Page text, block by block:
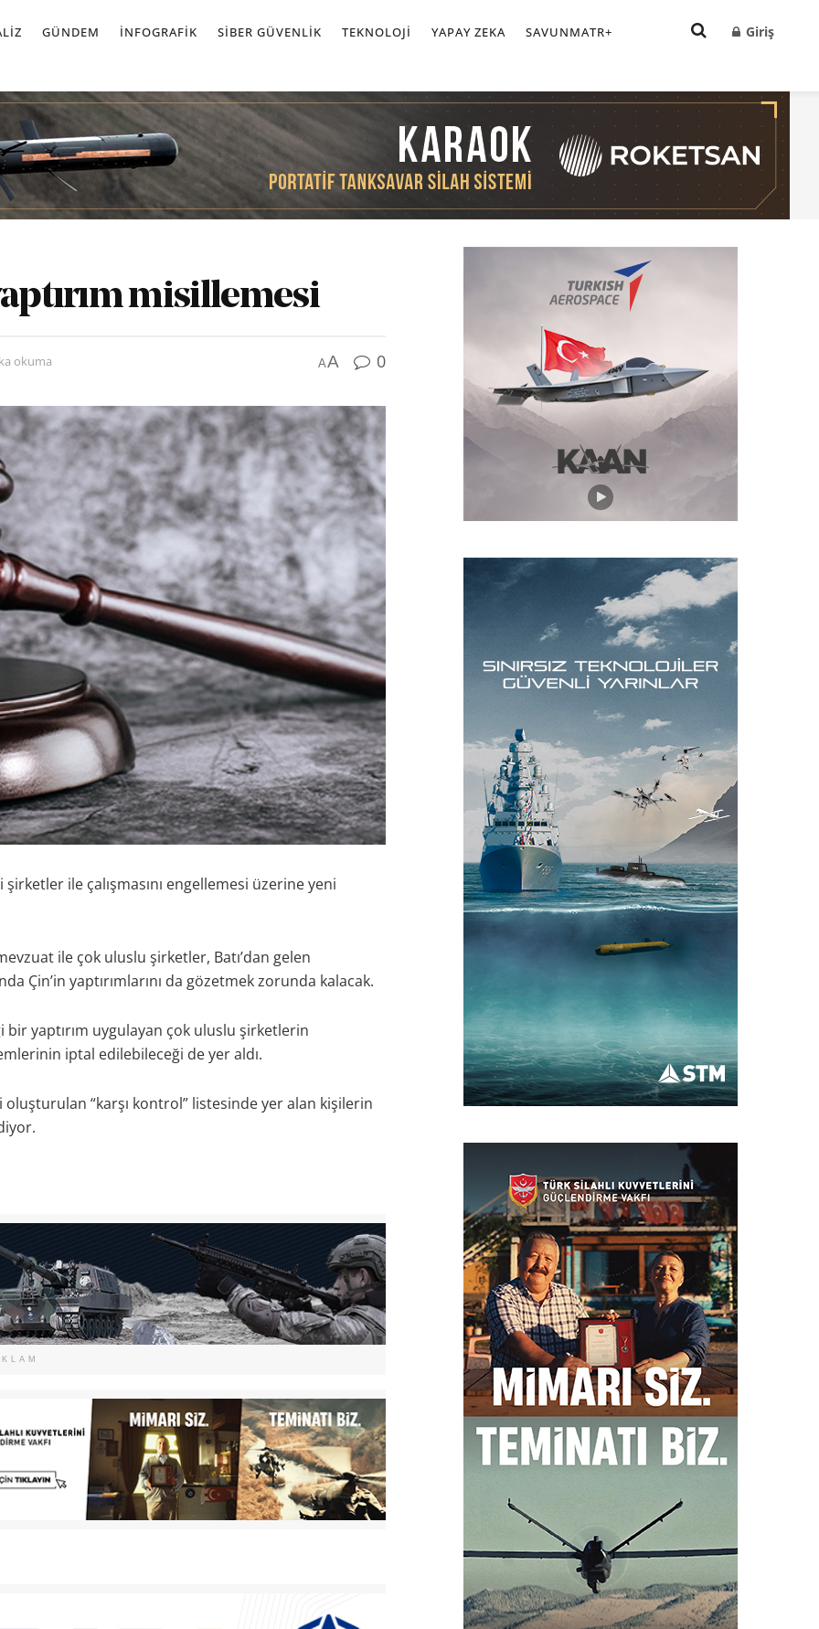
GÜNDEM İNFOGRAFIK SIBER GÜVENLIK TEKNOLOJI YAPAY ZEKA SAVUNMATR+ Giriş
misillemesi
okuma AA 0
ile çalışmasını engellemesi üzerine yeni
ile çok uluslu şirketler, Batı’dan gelen
Çin’in yaptırımlarını da gözetmek zorunda kalacak.
bir yaptırım uygulayan çok uluslu şirketlerin
iptal edilebileceği de yer aldı.
oluşturulan “karşı kontrol” listesinde yer alan kişilerin